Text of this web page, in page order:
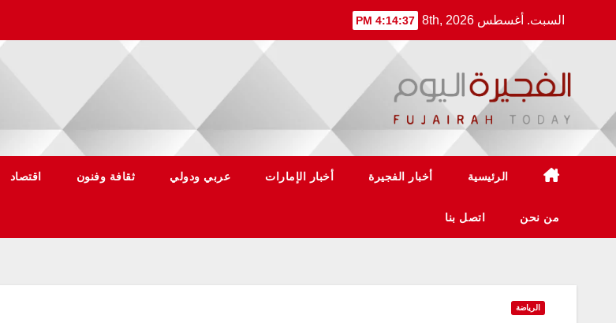
السبت. أغسطس 8th, 2026 4:14:38 PM
الرئيسية أخبار الفجيرة أخبار الإمارات عربي ودولي ثقافة وفنون اقتصاد
من نحن اتصل بنا
الرياضة